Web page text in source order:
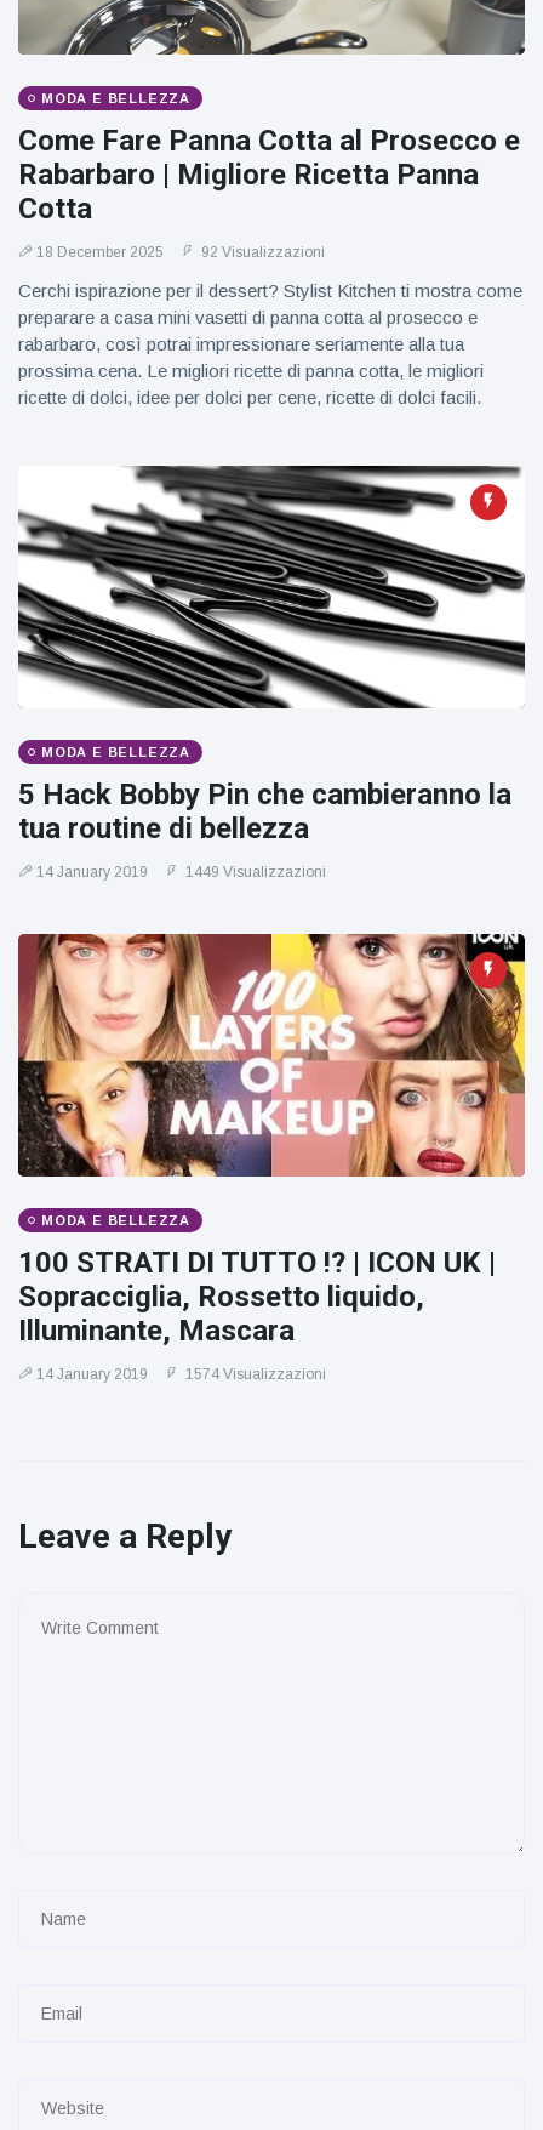
MODA E BELLEZZA
Come Fare Panna Cotta al Prosecco e
Rabarbaro | Migliore Ricetta Panna
Cotta
18 December 2025 92 Visualizzazioni
Cerchi ispirazione per il dessert? Stylist Kitchen ti mostra come
preparare a casa mini vasetti di panna cotta al prosecco e
rabarbaro, così potrai impressionare seriamente alla tua
prossima cena. Le migliori ricette di panna cotta, le migliori
ricette di dolci, idee per dolci per cene, ricette di dolci facili.
MODA E BELLEZZA
5 Hack Bobby Pin che cambieranno la
tua routine di bellezza
14 January 2019 1449 Visualizzazioni
MODA E BELLEZZA
100 STRATI DI TUTTO !? | ICON UK |
Sopracciglia, Rossetto liquido,
Illuminante, Mascara
14 January 2019 1574 Visualizzazioni
Leave a Reply